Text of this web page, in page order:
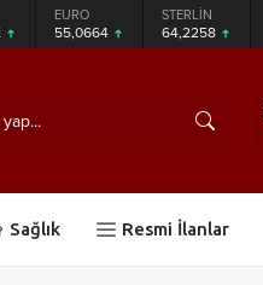
STERLİN
64,2258
BIST 100
13.676,19
Sağlık Resmi İlanlar